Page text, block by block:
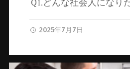
Ｑ1.どんな社会人になり
2025年7月7日